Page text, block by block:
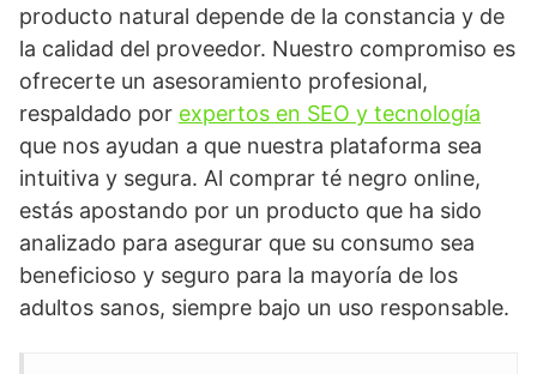
producto natural depende de la constancia y de
la calidad del proveedor. Nuestro compromiso es
ofrecerte un asesoramiento profesional,
respaldado por expertos en SEO y tecnología
que nos ayudan a que nuestra plataforma sea
intuitiva y segura. Al comprar té negro online,
estás apostando por un producto que ha sido
analizado para asegurar que su consumo sea
beneficioso y seguro para la mayoría de los
adultos sanos, siempre bajo un uso responsable.